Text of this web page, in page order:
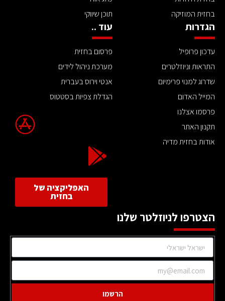
בחזית המוזיקה
תוכן שיווקי
הגדרות
עדכון פרופיל
התראות וניוזלטרים
שדרוג למנוי פרימיום
המייל האדום
פרסמו אצלנו
תקנון האתר
אודות בחזית מדיה
עוד ..
פרסום בחזית
מערכת ניהול לידים
אנטי וירוס בעברית
הגדלת צפיות בסטטוס
האפליקציה של
בחזית
הצטרפו לניוזלטר שלנו
הרשמו